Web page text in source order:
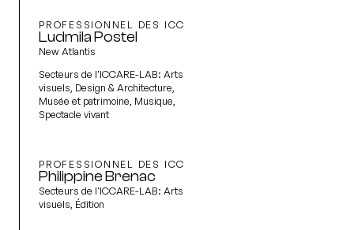
PROFESSIONNEL DES ICC
Ludmila Postel
New Atlantis
Secteurs de l'ICCARE-LAB: Arts
visuels, Design & Architecture,
Musée et patrimoine, Musique,
Spectacle vivant
PROFESSIONNEL DES ICC
Philippine Brenac
Secteurs de l'ICCARE-LAB: Arts
visuels, Édition